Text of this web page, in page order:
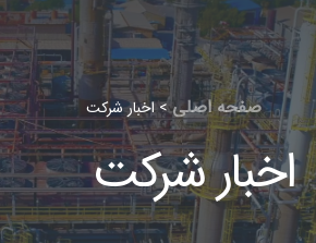
صفحه اصلی>اخبار شرکت
اخبار شرکت